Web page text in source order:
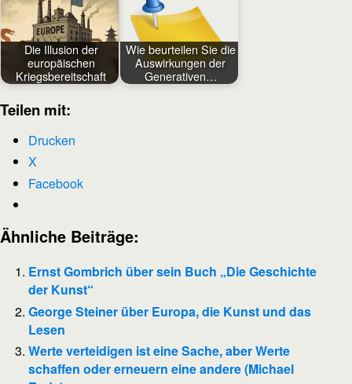
Die Illusion der
europäischen
Kriegsbereitschaft
Wie beurteilen Sie die
Auswirkungen der
Generativen…
Teilen mit:
Drucken
X
Facebook
Ähnliche Beiträge:
Ernst Gombrich über sein Buch „Die Geschichte
der Kunst“
George Steiner über Europa, die Kunst und das
Lesen
Werte verteidigen ist eine Sache, aber Werte
schaffen oder erneuern eine andere (Michael